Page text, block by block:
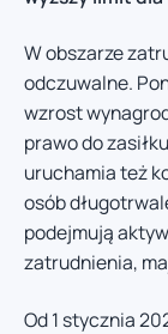
W obszarze
odczuwalne.
wzrost
prawo do
uruchamia też
osób
podejmują
zatrudnienia,
Od 1 stycznia